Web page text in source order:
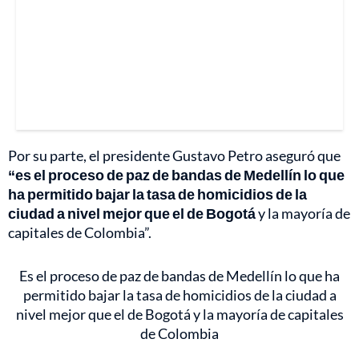
Por su parte, el presidente Gustavo Petro aseguró que
“es el proceso de paz de bandas de Medellín lo que
ha permitido bajar la tasa de homicidios de la
ciudad a nivel mejor que el de Bogotáy la mayoría de
capitales de Colombia”.
Es el proceso de paz de bandas de Medellín lo que ha
permitido bajar la tasa de homicidios de la ciudad a
nivel mejor que el de Bogotá y la mayoría de capitales
de Colombia